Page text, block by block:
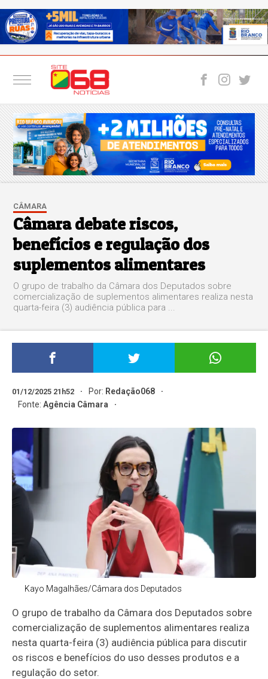
CÂMARA
Câmara debate riscos,
benefícios e regulação dos
suplementos alimentares
O grupo de trabalho da Câmara dos Deputados sobre
comercialização de suplementos alimentares realiza nesta
quarta-feira (3) audiência pública para ...
01/12/2025 21h52 Por: Redação068
Fonte:Agência Câmara
Kayo Magalhães/Câmara dos Deputados
O grupo de trabalho da Câmara dos Deputados sobre
comercialização de suplementos alimentares realiza
nesta quarta-feira (3) audiência pública para discutir
os riscos e benefícios do uso desses produtos e a
regulação do setor.